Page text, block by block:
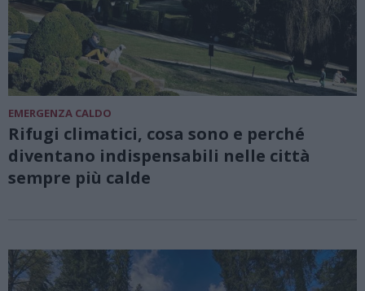
EMERGENZA CALDO
Rifugi climatici, cosa sono e perché
diventano indispensabili nelle città
sempre più calde